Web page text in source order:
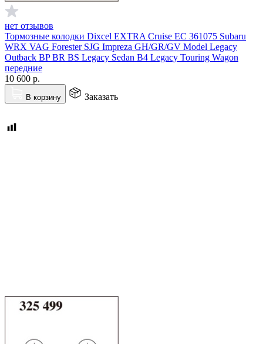
нет отзывов
Тормозные колодки Dixcel EXTRA Cruise EC 361075 Subaru
WRX VAG Forester SJG Impreza GH/GR/GV Model Legacy
Outback BP BR BS Legacy Sedan B4 Legacy Touring Wagon
передние
10 600 р.
В корзину Заказать